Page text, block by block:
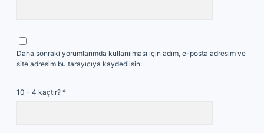
Daha sonraki yorumlarımda kullanılması için adım, e-posta adresim ve
site adresim bu tarayıcıya kaydedilsin.
10 - 4 kaçtır? *